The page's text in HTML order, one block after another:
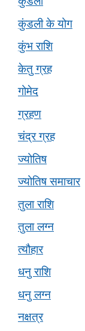
कुंडली के योग
कुंभ राशि
केतु ग्रह
गोमेद
ग्रहण
चंद्र ग्रह
ज्योतिष
ज्योतिष समाचार
तुला राशि
तुला लग्न
त्यौहार
धनु राशि
धनु लग्न
नक्षत्र